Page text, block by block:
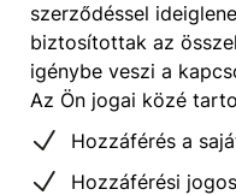
szerződéssel
biztosítottak az
igénybe veszi a
Az Ön jogai közé
Hozzáférés a
Hozzáférési